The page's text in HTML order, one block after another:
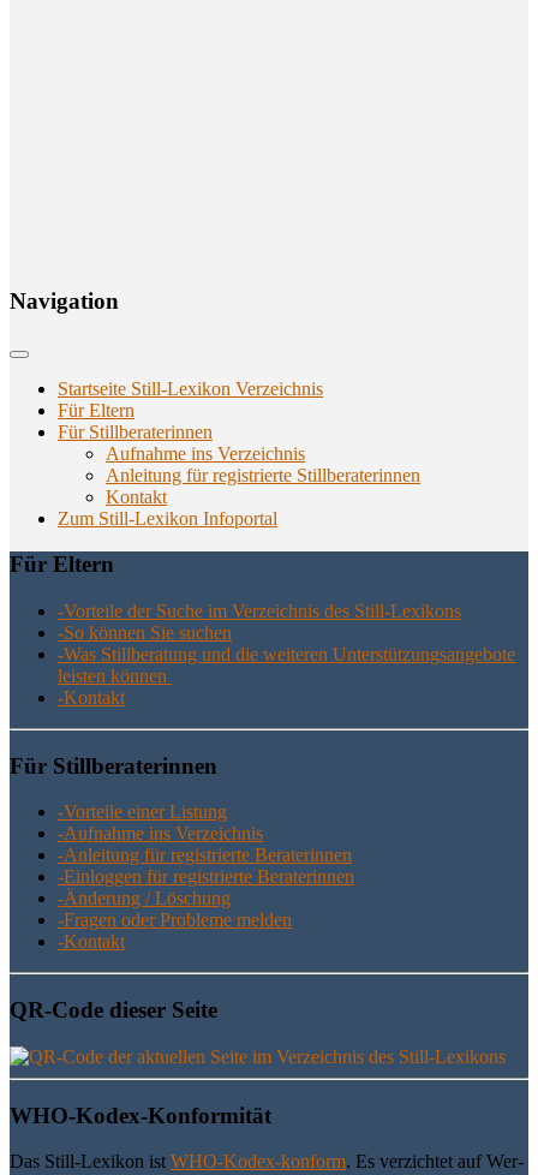
Navi­ga­ti­on
Startseite Still-Lexikon Verzeichnis
Für Eltern
Für Stillberaterinnen
Aufnahme ins Verzeichnis
Anlei­tung für regis­trier­te Stillberaterinnen
Kon­takt
Zum Still-Lexikon Infoportal
Für Eltern
-Vor­tei­le der Suche im Ver­zeich­nis des Still-Lexikons
-So kön­nen Sie suchen
-Was Still­be­ra­tung und die wei­te­ren Unter­stüt­zungs­an­ge­bo­te
leis­ten können
-Kon­takt
Für Still­be­ra­te­rin­nen
-Vor­tei­le einer Listung
-Auf­nah­me ins Verzeichnis
-Anlei­tung für regis­trier­te Beraterinnen
-Ein­log­gen für regis­trier­te Beraterinnen
-Ände­rung / Löschung
-Fra­gen oder Pro­ble­me melden
-Kon­takt
QR-Code die­ser Seite
WHO-Kodex-Kon­for­mi­tät
Das Still-Lexi­kon ist WHO-Kodex-kon­form. Es ver­zich­tet auf Wer­